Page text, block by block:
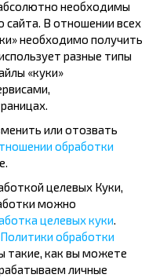
Пуща
BYN
Пуща Автобусная остановка
необходимы
сайта. В отношении всех
необходимо получить
разные типы
«куки»
или отозвать
обработки
целевых Куки,
можно
целевых куки.
Политики обработки
такие, как вы можете
личные